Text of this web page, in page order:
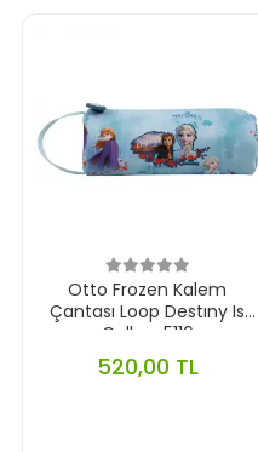
Otto Frozen Kalem
Çantası Loop Destıny Is
Callıng 5116
520,00 TL